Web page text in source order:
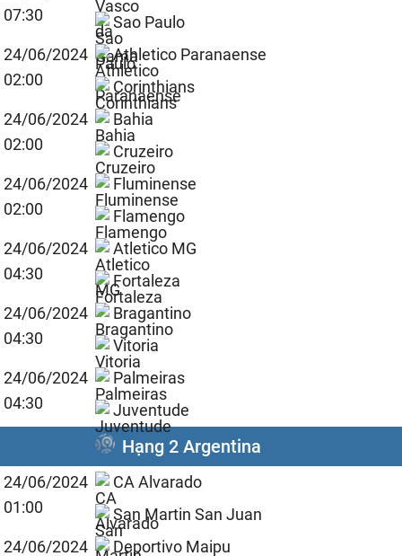
07:30
Sao Paulo
24/06/2024
02:00
Athletico Paranaense
Corinthians
24/06/2024
02:00
Bahia
Cruzeiro
24/06/2024
02:00
Fluminense
Flamengo
24/06/2024
04:30
Atletico MG
Fortaleza
24/06/2024
04:30
Bragantino
Vitoria
24/06/2024
04:30
Palmeiras
Juventude
Hạng 2 Argentina
24/06/2024
01:00
CA Alvarado
San Martin San Juan
24/06/2024
Deportivo Maipu